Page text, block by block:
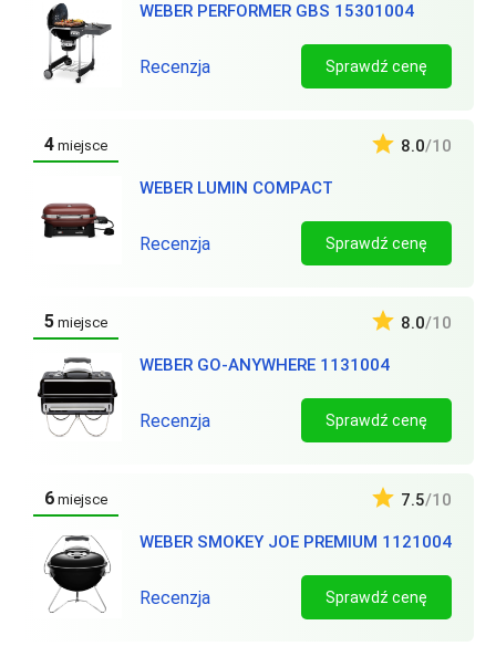
WEBER PERFORMER GBS 15301004
Recenzja Sprawdź cenę
4 miejsce
WEBER LUMIN COMPACT
8.0/10
Recenzja Sprawdź cenę
5 miejsce
WEBER GO-ANYWHERE 1131004
8.0/10
Recenzja Sprawdź cenę
6 miejsce
WEBER SMOKEY JOE PREMIUM 1121004
7.5/10
Recenzja Sprawdź cenę